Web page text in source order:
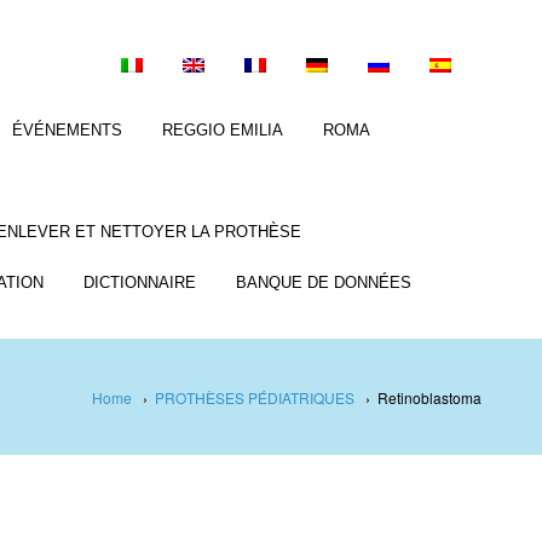
ÉVÉNEMENTS REGGIO EMILIA ROMA
ET NETTOYER LA PROTHÈSE
DICTIONNAIRE BANQUE DE DONNÉES
Home › PROTHÈSES PÉDIATRIQUES› Retinoblastoma